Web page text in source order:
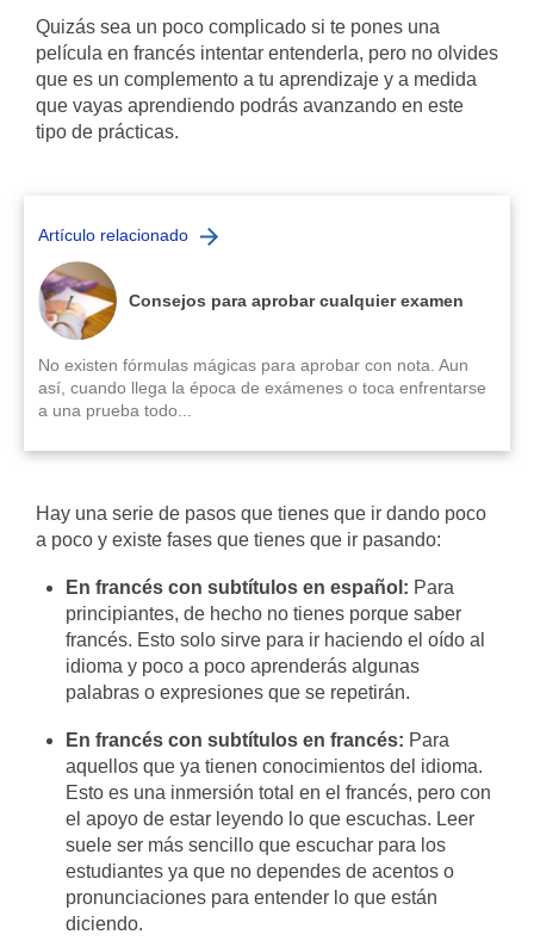
Quizás sea un poco complicado si te pones una
película en francés intentar entenderla, pero no olvides
que es un complemento a tu aprendizaje y a medida
que vayas aprendiendo podrás avanzando en este
tipo de prácticas.
Artículo relacionado
Consejos para aprobar cualquier examen
No existen fórmulas mágicas para aprobar con nota. Aun
así, cuando llega la época de exámenes o toca enfrentarse
a una prueba todo...
Hay una serie de pasos que tienes que ir dando poco
a poco y existe fases que tienes que ir pasando:
En francés con subtítulos en español: Para
principiantes, de hecho no tienes porque saber
francés. Esto solo sirve para ir haciendo el oído al
idioma y poco a poco aprenderás algunas
palabras o expresiones que se repetirán.
En francés con subtítulos en francés: Para
aquellos que ya tienen conocimientos del idioma.
Esto es una inmersión total en el francés, pero con
el apoyo de estar leyendo lo que escuchas. Leer
suele ser más sencillo que escuchar para los
estudiantes ya que no dependes de acentos o
pronunciaciones para entender lo que están
diciendo.